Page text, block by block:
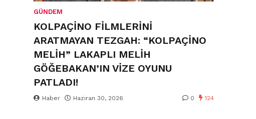
GÜNDEM
KOLPAÇİNO FİLMLERİNİ
ARATMAYAN TEZGAH: “KOLPAÇİNO
MELİH” LAKAPLI MELİH
GÖĞEBAKAN’IN VİZE OYUNU
PATLADI!
Haber Haziran 30, 2026 0 124